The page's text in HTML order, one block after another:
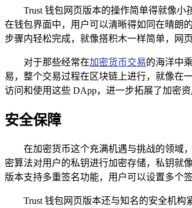
Trust 钱包网页版本的操作简单得就像
在钱包界面中，用户可以清晰得如同在晴朗
步骤内轻松完成，就像搭积木一样简单，网
对于那些经常在加密货币交易的海洋中
易，整个交易过程在区块链上进行，就像在
访问和使用这些 DApp，进一步拓展了加密
安全保障
在加密货币这个充满机遇与挑战的领域
密算法对用户的私钥进行加密存储，私钥就
版本支持多重签名功能，用户可以设置多个
Trust 钱包网页版本还与知名的安全机